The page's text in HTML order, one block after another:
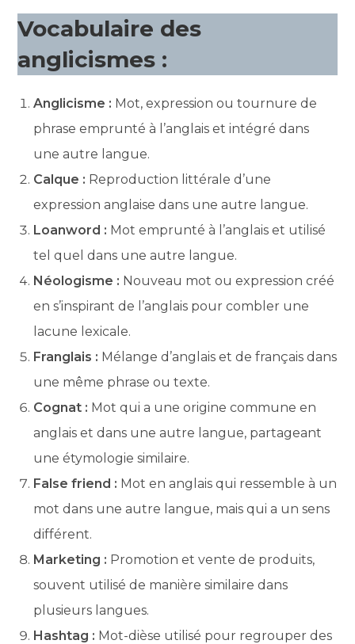
Vocabulaire des
anglicismes :
Anglicisme : Mot, expression ou tournure de
phrase emprunté à l’anglais et intégré dans
une autre langue.
Calque : Reproduction littérale d’une
expression anglaise dans une autre langue.
Loanword : Mot emprunté à l’anglais et utilisé
tel quel dans une autre langue.
Néologisme : Nouveau mot ou expression créé
en s’inspirant de l’anglais pour combler une
lacune lexicale.
Franglais : Mélange d’anglais et de français dans
une même phrase ou texte.
Cognat : Mot qui a une origine commune en
anglais et dans une autre langue, partageant
une étymologie similaire.
False friend : Mot en anglais qui ressemble à un
mot dans une autre langue, mais qui a un sens
différent.
Marketing : Promotion et vente de produits,
souvent utilisé de manière similaire dans
plusieurs langues.
Hashtag : Mot-dièse utilisé pour regrouper des